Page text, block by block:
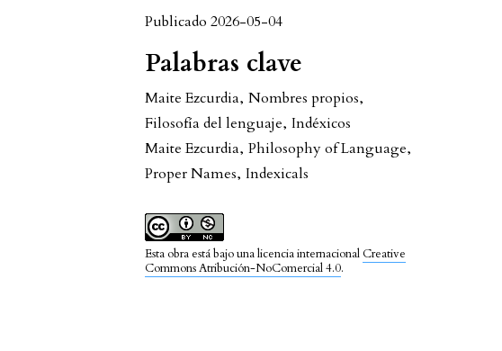
Publicado 2026-05-04
Palabras clave
Maite Ezcurdia, Nombres propios,
Filosofía del lenguaje, Indéxicos
Maite Ezcurdia, Philosophy of Language,
Proper Names, Indexicals
Esta obra está bajo una licencia internacional Creative
Commons Atribución-NoComercial 4.0.